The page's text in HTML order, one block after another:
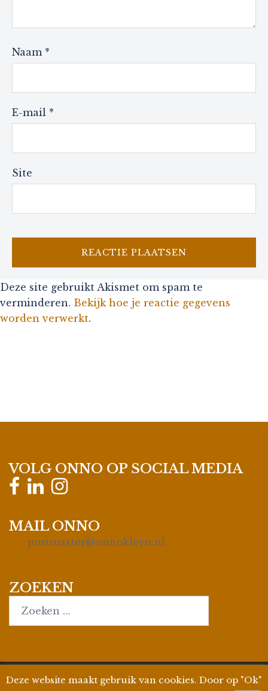
Naam *
E-mail *
Site
Deze site gebruikt Akismet om spam te
verminderen. Bekijk hoe je reactie gegevens
worden verwerkt.
VOLG ONNO OP SOCIAL MEDIA
MAIL ONNO
postmaster@onnokleyn.nl
ZOEKEN
© 2026Onno Kleyn| Site byWPman4U|
Deze website maakt gebruik van cookies. Door op "Ok"